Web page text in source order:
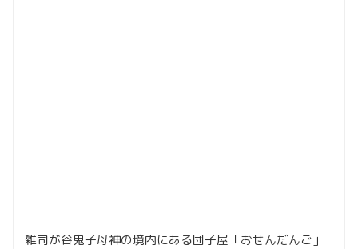
雑司が谷鬼子母神の境内にある団子屋「おせんだんご」